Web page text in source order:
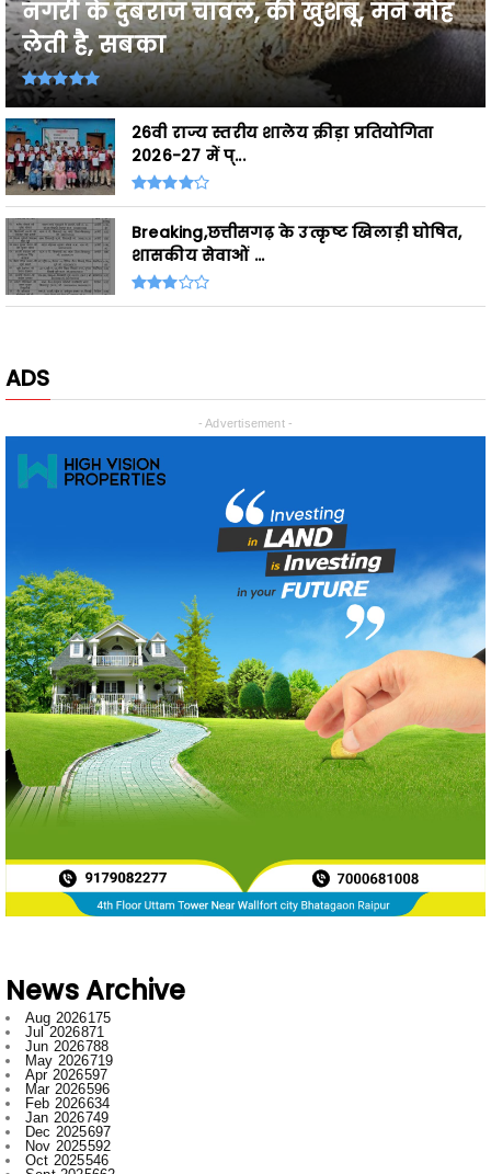
26वी राज्य स्तरीय शालेय क्रीड़ा प्रतियोगिता
2026-27 में प्...
Breaking,छत्तीसगढ़ के उत्कृष्ट खिलाड़ी घोषित,
शासकीय सेवाओं ...
ADS
News Archive
Jun 2026
788
May 2026719
Apr 2026597
Mar 2026596
Feb 2026634
Jan 2026749
Dec 2025697
Nov 2025592
Oct 2025546
Sept 2025662
Aug 2025669
Jul 2025776
Jun 2025958
May 2025996